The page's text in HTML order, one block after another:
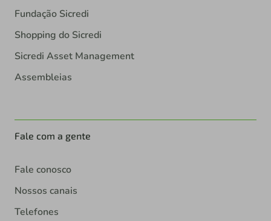
Fundação Sicredi
Shopping do Sicredi
Sicredi Asset Management
Assembleias
Fale com a gente
Fale conosco
Nossos canais
Telefones